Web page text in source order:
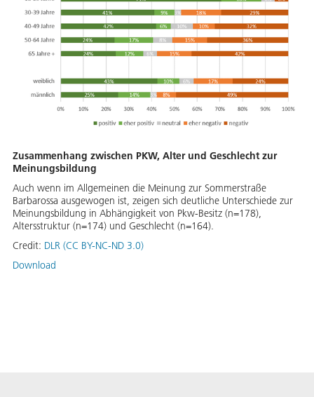
Zusammenhang zwischen PKW, Alter und Geschlecht zur
Meinungsbildung
Auch wenn im Allgemeinen die Meinung zur Sommerstraße
Barbarossa ausgewogen ist, zeigen sich deutliche Unterschiede zur
Meinungsbildung in Abhängigkeit von Pkw-Besitz (n=178),
Altersstruktur (n=174) und Geschlecht (n=164).
Credit: DLR (CC BY-NC-ND 3.0)
Download